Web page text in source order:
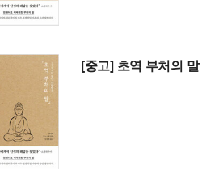
[중고] 초역 부처의 말